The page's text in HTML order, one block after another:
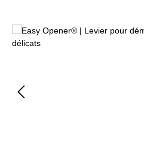
Ignorer la galerie d'images